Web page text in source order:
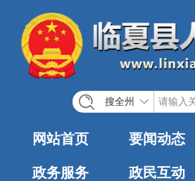
搜全州
网站首页 要闻动态
政务服务 政民互动